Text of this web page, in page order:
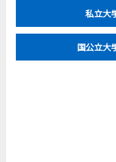
私立大
国公立大